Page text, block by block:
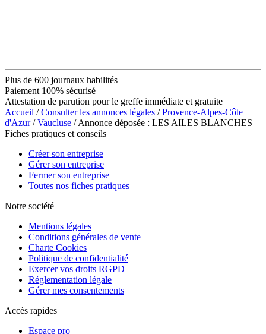
Plus de 600 journaux habilités
Paiement 100% sécurisé
Attestation de parution pour le greffe immédiate et gratuite
Accueil /Consulter les annonces légales /Provence-Alpes-Côte
d'Azur/Vaucluse / Annonce déposée : LES AILES BLANCHES
Fiches pratiques et conseils
Créer son entreprise
Gérer son entreprise
Fermer son entreprise
Toutes nos fiches pratiques
Notre société
Mentions légales
Conditions générales de vente
Charte Cookies
Politique de confidentialité
Exercer vos droits RGPD
Réglementation légale
Gérer mes consentements
Accès rapides
Espace pro